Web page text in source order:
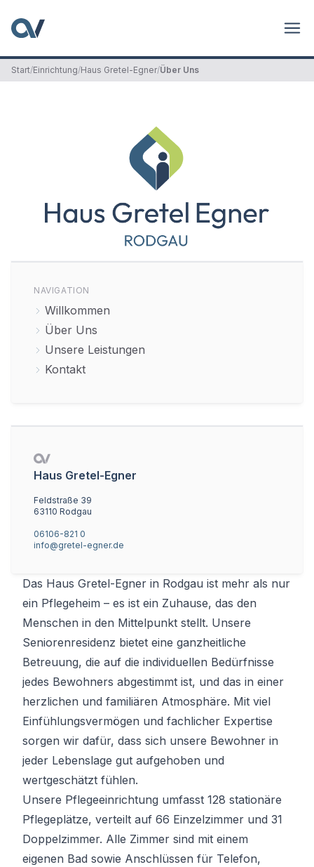
Start/Einrichtung/Haus Gretel-Egner/Über Uns
NAVIGATION
Willkommen
Über Uns
Unsere Leistungen
Kontakt
Haus Gretel-Egner
Feldstraße 39
63110 Rodgau
06106-821 0
info@gretel-egner.de
Das Haus Gretel-Egner in Rodgau ist mehr als nur
ein Pflegeheim – es ist ein Zuhause, das den
Menschen in den Mittelpunkt stellt. Unsere
Seniorenresidenz bietet eine ganzheitliche
Betreuung, die auf die individuellen Bedürfnisse
jedes Bewohners abgestimmt ist, und das in einer
herzlichen und familiären Atmosphäre. Mit viel
Einfühlungsvermögen und fachlicher Expertise
sorgen wir dafür, dass sich unsere Bewohner in
jeder Lebenslage gut aufgehoben und
wertgeschätzt fühlen.
Unsere Pflegeeinrichtung umfasst 128 stationäre
Pflegeplätze, verteilt auf 66 Einzelzimmer und 31
Doppelzimmer. Alle Zimmer sind mit einem
eigenen Bad sowie Anschlüssen für Telefon,